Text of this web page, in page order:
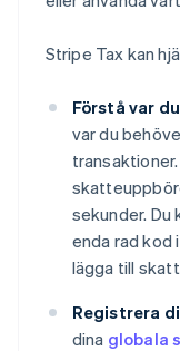
Stripe Tax kan
Förstå var
var du
sekunder.
enda rad
lägga till
Registrera
dina globala